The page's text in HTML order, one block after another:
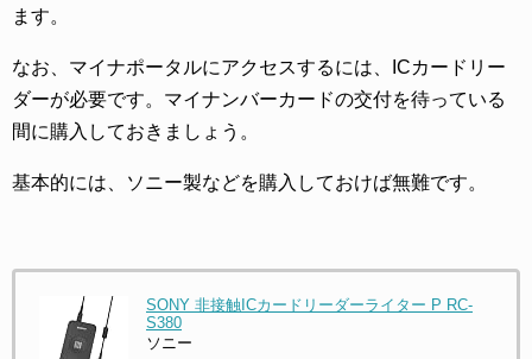
ます。
なお、マイナポータルにアクセスするには、ICカードリー
ダーが必要です。マイナンバーカードの交付を待っている
間に購入しておきましょう。
基本的には、ソニー製などを購入しておけば無難です。
SONY 非接触ICカードリーダーライター P RC-
S380
ソニー